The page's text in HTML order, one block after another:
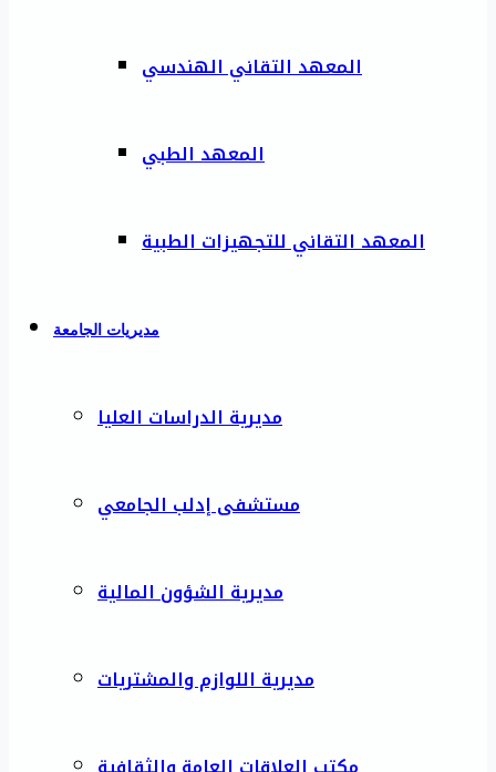
المعهد التقاني الهندسي
المعهد الطبي
المعهد التقاني للتجهيزات الطبية
مديريات الجامعة
مديرية الدراسات العليا
مستشفى إدلب الجامعي
مديرية الشؤون المالية
مديرية اللوازم والمشتريات